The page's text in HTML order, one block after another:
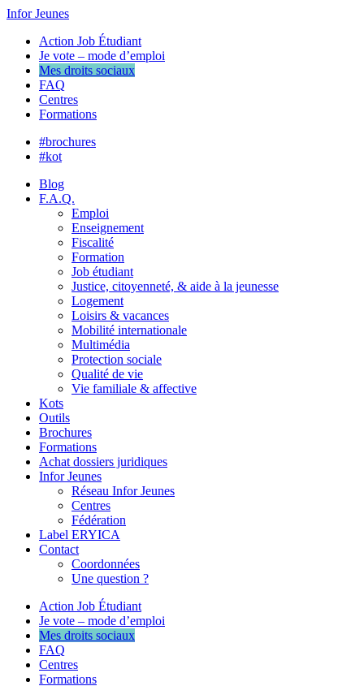
Infor Jeunes
Action Job Étudiant
Je vote – mode d’emploi
Mes droits sociaux
FAQ
Centres
Formations
#brochures
#kot
Blog
F.A.Q.
Emploi
Enseignement
Fiscalité
Formation
Job étudiant
Justice, citoyenneté, & aide à la jeunesse
Logement
Loisirs & vacances
Mobilité internationale
Multimédia
Protection sociale
Qualité de vie
Vie familiale & affective
Kots
Outils
Brochures
Formations
Achat dossiers juridiques
Infor Jeunes
Réseau Infor Jeunes
Centres
Fédération
Label ERYICA
Contact
Coordonnées
Une question ?
Action Job Étudiant
Je vote – mode d’emploi
Mes droits sociaux
FAQ
Centres
Formations